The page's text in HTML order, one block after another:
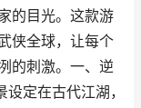
的目光。这款游
侠全球，让每个
的刺激。一、逆
定在古代江湖，